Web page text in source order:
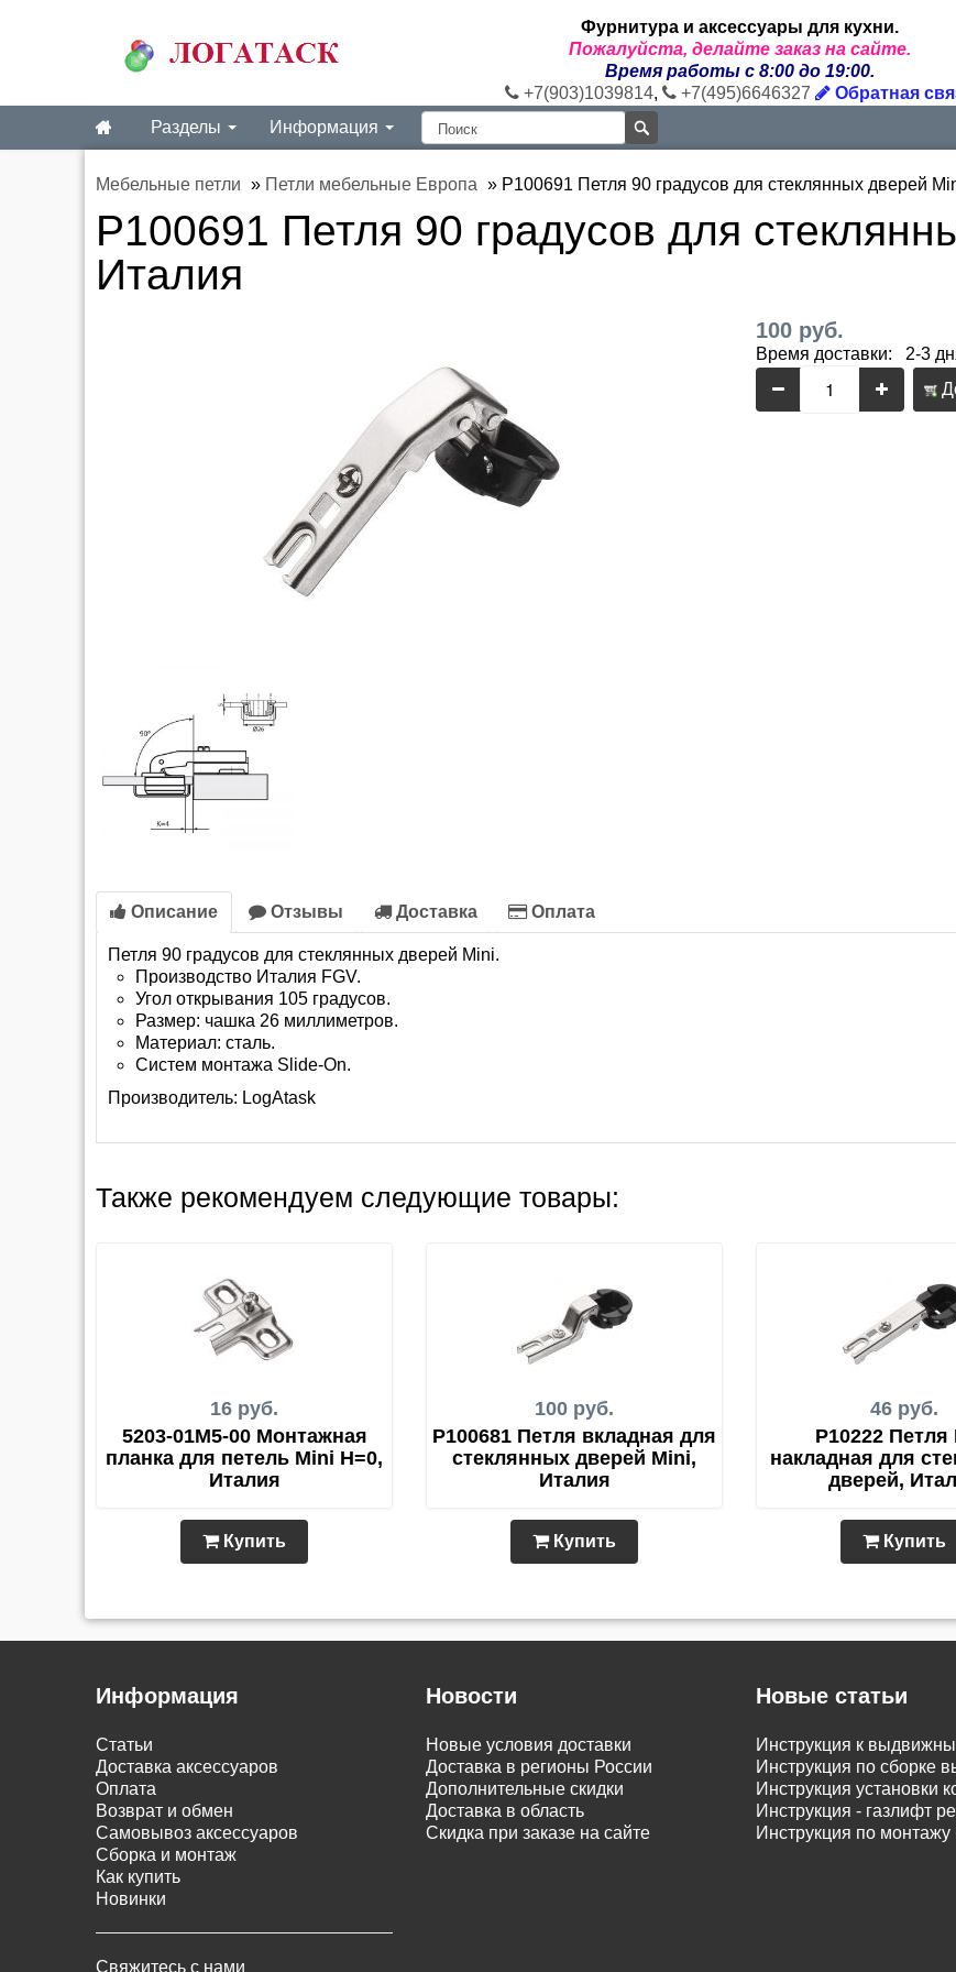
Фурнитура и аксессуары для кухни.
Пожалуйста, делайте заказ на сайте.
Время работы с 8:00 до 19:00.
+7(903)1039814, +7(495)6646327
Обратная
Разделы
Информация
Мебельные петли » Петли мебельные Европа » P100691 Петля 90 градусов для стеклянных дверей
P100691 Петля 90 градусов для
Италия
100 руб.
Время доставки: 2-3
Описание Отзывы Доставка Оплата
Петля 90 градусов для стеклянных дверей Mini.
Производство Италия FGV.
Угол открывания 105 градусов.
Размер: чашка 26 миллиметров.
Материал: сталь.
Систем монтажа Slide-On.
Производитель: LogAtask
Также рекомендуем следующие товары:
16 руб.
5203-01M5-00 Монтажная
планка для петель Mini H=0,
Италия
Купить
100 руб.
P100681 Петля вкладная для
стеклянных дверей Mini,
Италия
Купить
46 руб.
P10222 Петля
накладная для
дверей,
Купить
Информация
Статьи
Доставка аксессуаров
Оплата
Возврат и обмен
Самовывоз аксессуаров
Сборка и монтаж
Как купить
Новинки
Свяжитесь с нами
Новости
Новые условия доставки
Доставка в регионы России
Дополнительные скидки
Доставка в область
Скидка при заказе на сайте
Новые статьи
Инструкция к
Инструкция по сборке
Инструкция установки
Инструкция - газлифт
Инструкция по